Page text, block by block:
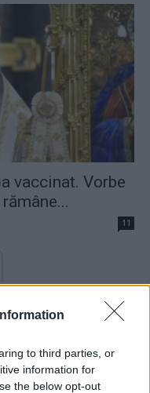
to third parties, or
information for
the below opt-out
vaccinat. Vorbe
11
aici pentru